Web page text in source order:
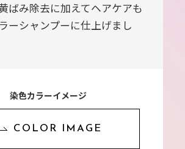
ばみ除去に加えてヘアケアも
ーシャンプーに仕上げまし
染色カラーイメージ
COLOR IMAGE